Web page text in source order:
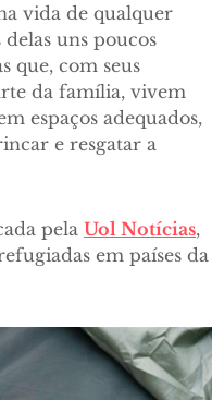
vida de qualquer
uns poucos
que, com seus
da família, vivem
espaços adequados,
e resgatar a
pela Uol Notícias,
em países da